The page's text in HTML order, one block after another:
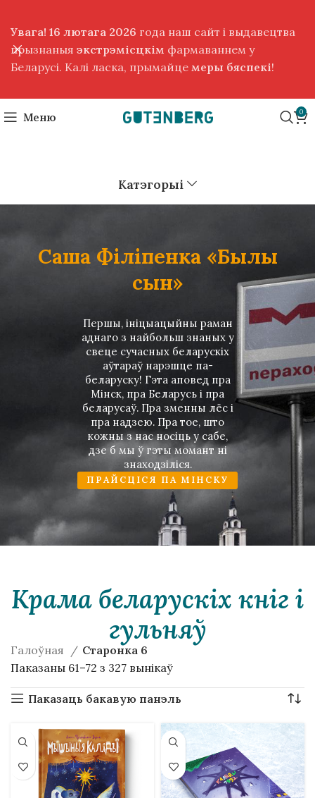
Меню 0
Катэгорыі
Саша Фiлiпенка «Былы
сын»
Першы, iнiцыацыйны раман
аднаго з найбольш знаных у
свеце сучасных беларускiх
аўтараў нарэшце па-
беларуску! Гэта аповед пра
Мiнск, пра Беларусь i пра
беларусаў. Пра зменны лёс i
пра надзею. Пра тое, што
кожны з нас носiць у сабе,
дзе б мы ў гэты момант нi
знаходзiлiся.
ПРАЙСЦIСЯ ПА МIНСКУ
Крама беларускiх кнiг i
гульняў
Галоўная
Старонка 6
Паказаны 61–72 з 327 вынікаў
Паказаць бакавую панэль
Увага! 16 лютага 2026 года наш сайт і выдавецтва
прызнаныя экстрэмісцкім фармаваннем у
Беларусі. Калі ласка, прымайце меры бяспекі!